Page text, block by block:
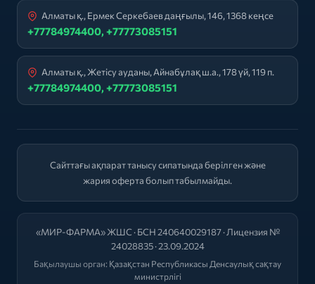
Алматы қ., Ермек Серкебаев даңғылы, 146, 1368 кеңсе
+77784974400, +77773085151
Алматы қ., Жетісу ауданы, Айнабұлақ ш.а., 178 үй, 119 п.
+77784974400, +77773085151
Сайттағы ақпарат танысу сипатында берілген және
жария оферта болып табылмайды.
«МИР-ФАРМА» ЖШС · БСН 240640029187 · Лицензия №
24028835 · 23.09.2024
Бақылаушы орган: Қазақстан Республикасы Денсаулық сақтау
министрлігі